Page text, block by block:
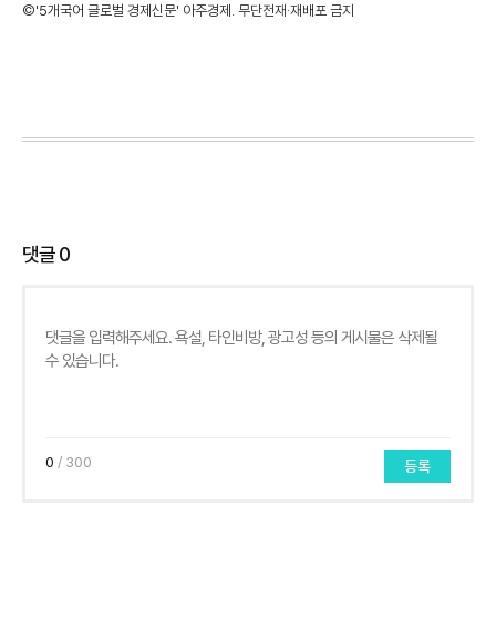
©'5개국어 글로벌 경제신문' 아주경제. 무단전재·재배포 금지
댓글0
0 / 300 등록